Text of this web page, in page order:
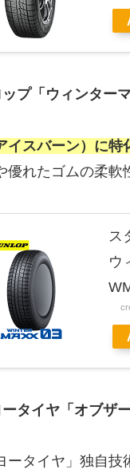
プ「ウィンター
イスバーン）に特
優れたゴムの柔軟
ス
ウ
ータイヤ「オブザ
ータイヤ」独自